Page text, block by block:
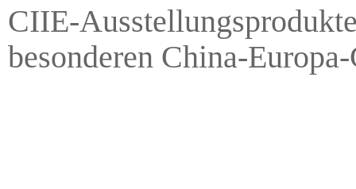
CIIE-
besonderen China-